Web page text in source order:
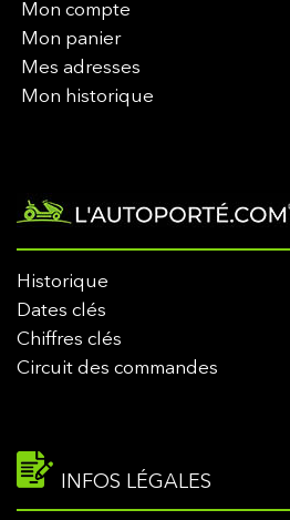
Mon compte
Mon panier
Mes adresses
Mon historique
Historique
Dates clés
Chiffres clés
Circuit des commandes
INFOS LÉGALES